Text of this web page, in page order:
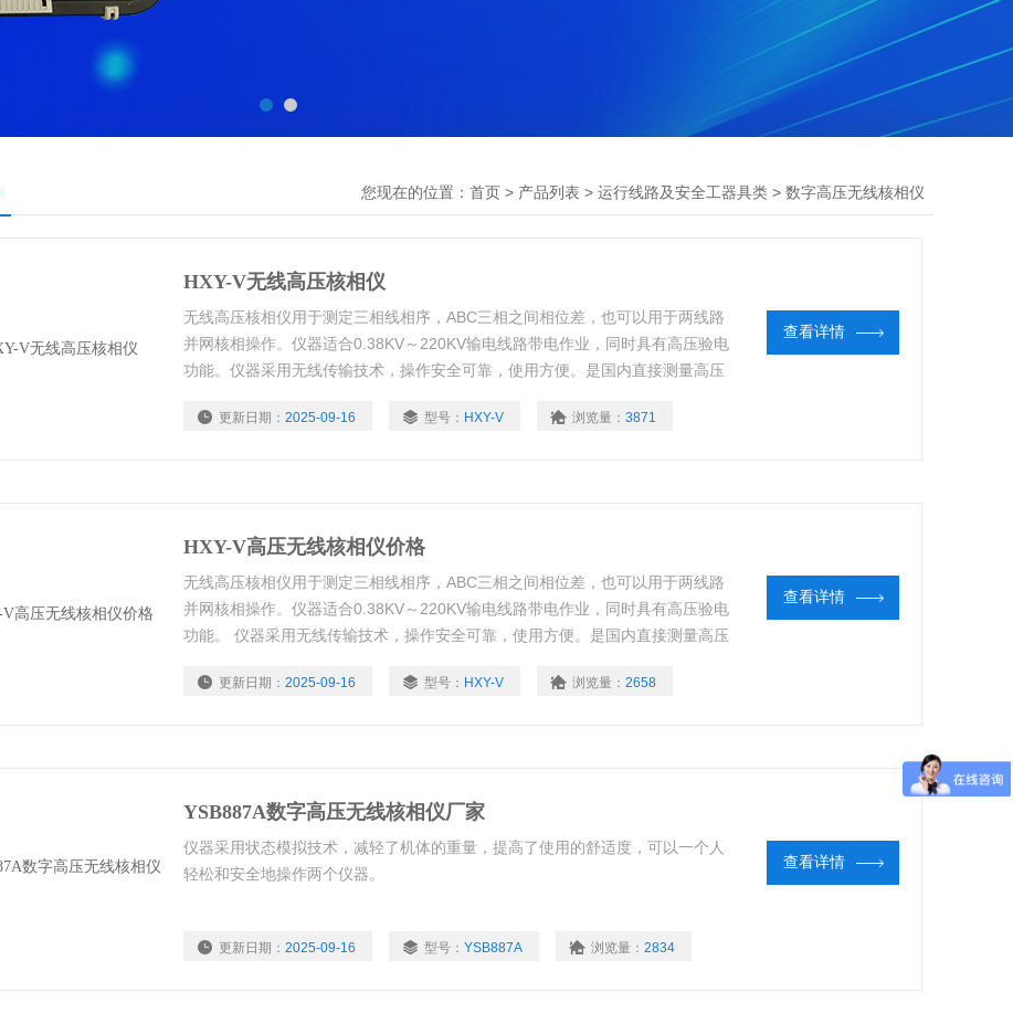
您现在的位置： 首页 > 产品列表 > 运行线路及安全工器具类 > 数字高压无线核相仪
HXY-V无线高压核相仪
无线高压核相仪用于测定三相线相序，ABC三相之间相位差，也可以用于两线路
并网核相操作。仪器适合0.38KV～220KV输电线路带电作业，同时具有高压验电
功能。仪器采用无线传输技术，操作安全可靠，使用方便。是国内直接测量高压
更新日期： 2025-09-16 型号： HXY-V 浏览量： 3871
查看详情
HXY-V高压无线核相仪价格
无线高压核相仪用于测定三相线相序，ABC三相之间相位差，也可以用于两线路
并网核相操作。仪器适合0.38KV～220KV输电线路带电作业，同时具有高压验电
功能。 仪器采用无线传输技术，操作安全可靠，使用方便。是国内直接测量高压
更新日期： 2025-09-16 型号： HXY-V 浏览量： 2658
查看详情
YSB887A数字高压无线核相仪厂家
仪器采用状态模拟技术，减轻了机体的重量，提高了使用的舒适度，可以一个人
轻松和安全地操作两个仪器。
更新日期： 2025-09-16 型号： YSB887A 浏览量： 2834
查看详情